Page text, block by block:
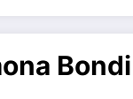
Bondi